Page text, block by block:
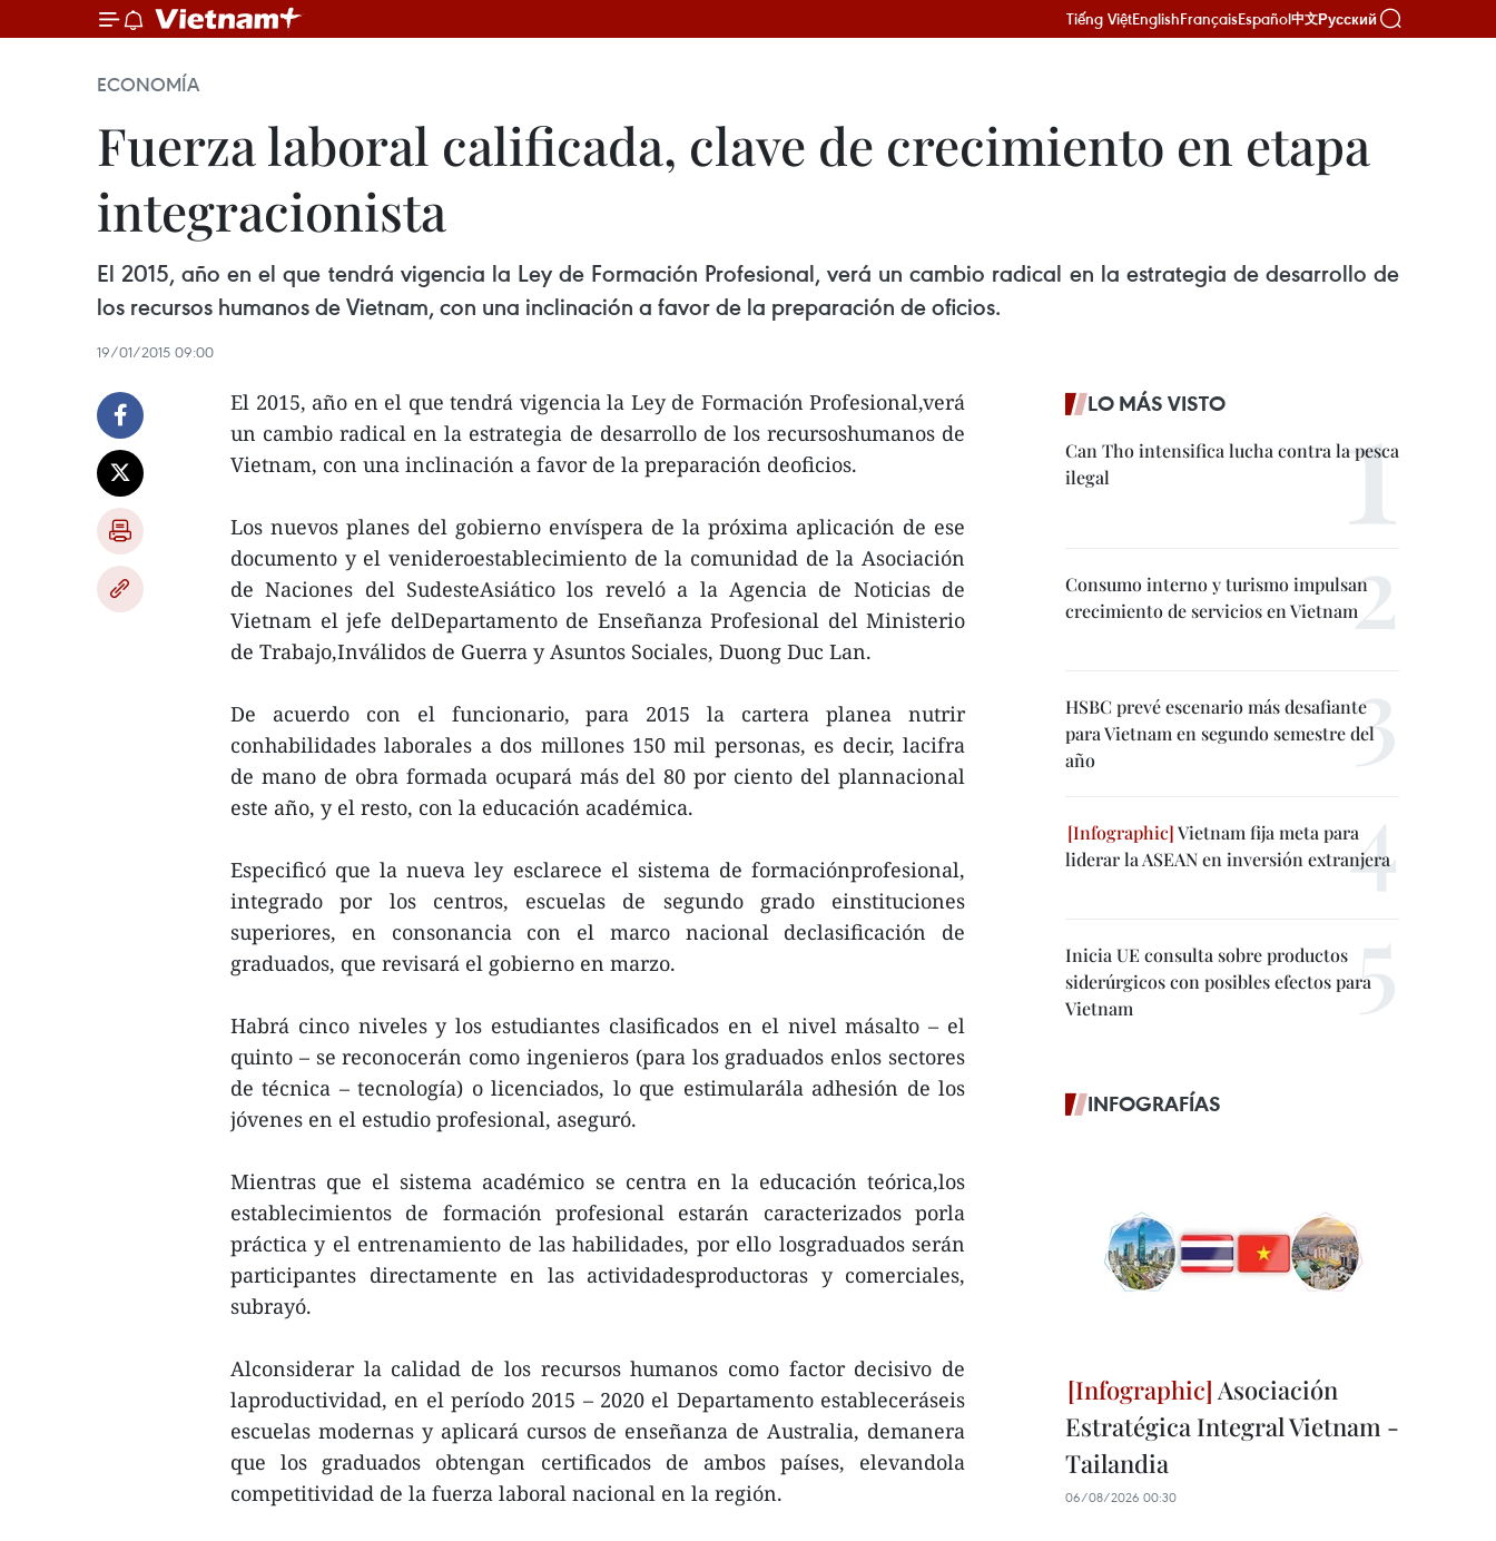
Tiếng ViệtEnglishFrançaisEspañol中文Русский
ECONOMÍA
Fuerza laboral calificada, clave de crecimiento en etapa
integracionista
El 2015, año en el que tendrá vigencia la Ley de Formación Profesional, verá un cambio radical en la estrategia de desarrollo de
los recursos humanos de Vietnam, con una inclinación a favor de la preparación de oficios.
19/01/2015 09:00
El 2015, año en el que tendrá vigencia la Ley de Formación Profesional,verá
un cambio radical en la estrategia de desarrollo de los recursoshumanos de
Vietnam, con una inclinación a favor de la preparación deoficios.
Los nuevos planes del gobierno envíspera de la próxima aplicación de ese
documento y el venideroestablecimiento de la comunidad de la Asociación
de Naciones del SudesteAsiático los reveló a la Agencia de Noticias de
Vietnam el jefe delDepartamento de Enseñanza Profesional del Ministerio
de Trabajo,Inválidos de Guerra y Asuntos Sociales, Duong Duc Lan.
De acuerdo con el funcionario, para 2015 la cartera planea nutrir
conhabilidades laborales a dos millones 150 mil personas, es decir, lacifra
de mano de obra formada ocupará más del 80 por ciento del plannacional
este año, y el resto, con la educación académica.
Especificó que la nueva ley esclarece el sistema de formaciónprofesional,
integrado por los centros, escuelas de segundo grado einstituciones
superiores, en consonancia con el marco nacional declasificación de
graduados, que revisará el gobierno en marzo.
Habrá cinco niveles y los estudiantes clasificados en el nivel másalto – el
quinto – se reconocerán como ingenieros (para los graduados enlos sectores
de técnica – tecnología) o licenciados, lo que estimularála adhesión de los
jóvenes en el estudio profesional, aseguró.
Mientras que el sistema académico se centra en la educación teórica,los
establecimientos de formación profesional estarán caracterizados porla
práctica y el entrenamiento de las habilidades, por ello losgraduados serán
participantes directamente en las actividadesproductoras y comerciales,
subrayó.
Alconsiderar la calidad de los recursos humanos como factor decisivo de
laproductividad, en el período 2015 – 2020 el Departamento estableceráseis
escuelas modernas y aplicará cursos de enseñanza de Australia, demanera
que los graduados obtengan certificados de ambos países, elevandola
competitividad de la fuerza laboral nacional en la región.
LO MÁS VISTO
Can Tho intensifica lucha contra la pesca
ilegal
Consumo interno y turismo impulsan
crecimiento de servicios en Vietnam
HSBC prevé escenario más desafiante
para Vietnam en segundo semestre del
año
Vietnam fija meta para
liderar la ASEAN en inversión extranjera
Inicia UE consulta sobre productos
siderúrgicos con posibles efectos para
Vietnam
INFOGRAFÍAS
Asociación
Estratégica Integral Vietnam -
Tailandia
06/08/2026 00:30